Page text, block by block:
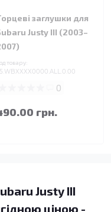
заглушки для
Justy III (2003–
товару:
0
грн.
Justy III
ціною -